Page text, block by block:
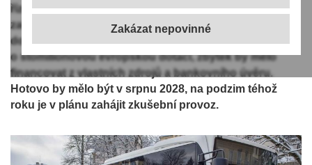
řízení měla být podepsaná na jaře 2026 a stavba
zahájená v květnu 2026. Celkové náklady projektu
dosahují 394 milionů korun bez DPH. Město žádá
o stomilionovou evropskou dotaci, zbytek by mělo
financovat z vlastních zdrojů a bankovního úvěru.
Hotovo by mělo být v srpnu 2028, na podzim téhož
roku je v plánu zahájit zkušební provoz.